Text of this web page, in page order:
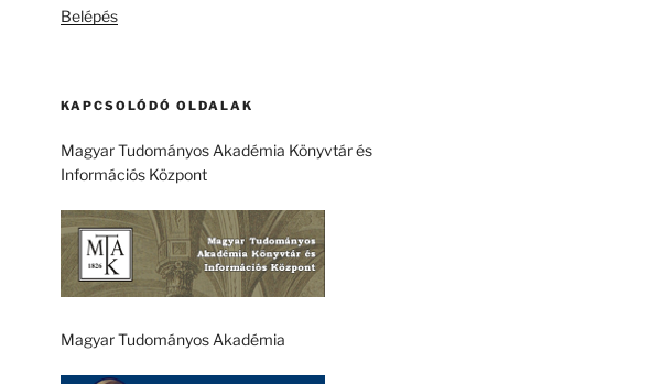
Belépés
KAPCSOLÓDÓ OLDALAK
Magyar Tudományos Akadémia Könyvtár és
Információs Központ
Magyar Tudományos Akadémia